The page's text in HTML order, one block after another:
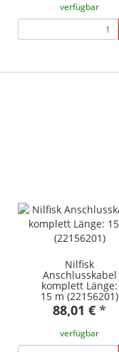
verfügbar
Nilfisk
Anschlusskabel
komplett Länge:
15 m (22156201)
88,01 € *
verfügbar